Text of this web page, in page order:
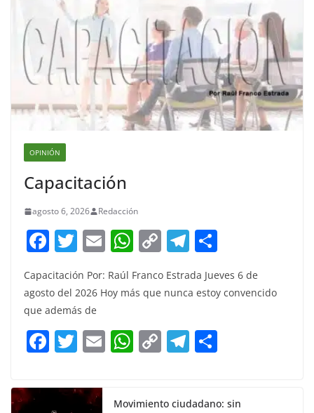
OPINIÓN
Capacitación
agosto 6, 2026 Redacción
F
a
c
e
b
o
k
T
itt
er
E
m
ai
W
at
A
p
C
p
Li
n
T
el
e
a
m
ar
e
Capacitación Por: Raúl Franco Estrada Jueves 6 de
agosto del 2026 Hoy más que nunca estoy convencido
que además de
F
c
T
itt
E W C T
Movimiento ciudadano: sin